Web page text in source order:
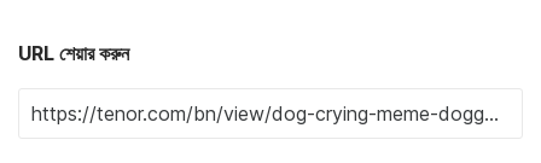
URL শেয়ার করুন